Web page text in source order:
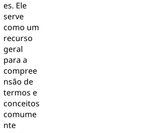
es. Ele
serve
como um
recurso
geral
para a
compree
nsão de
termos e
conceitos
comume
nte